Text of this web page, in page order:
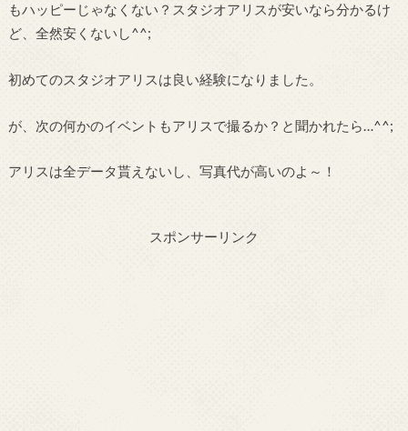
もハッピーじゃなくない？スタジオアリスが安いなら分かるけ
ど、全然安くないし^^;
初めてのスタジオアリスは良い経験になりました。
が、次の何かのイベントもアリスで撮るか？と聞かれたら…^^;
アリスは全データ貰えないし、写真代が高いのよ～！
スポンサーリンク